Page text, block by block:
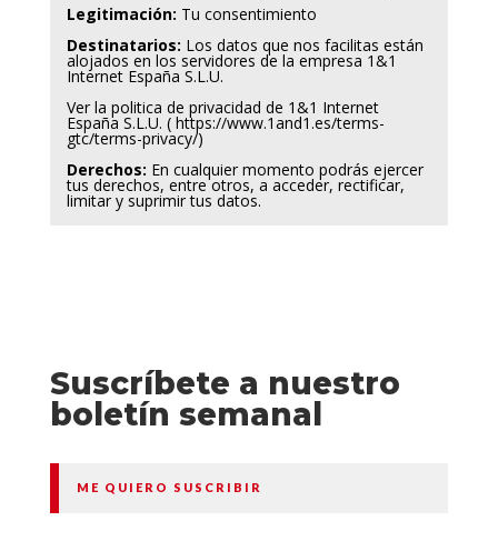
Legitimación: Tu consentimiento
Destinatarios: Los datos que nos facilitas están
alojados en los servidores de la empresa 1&1
Internet España S.L.U.
Ver la politica de privacidad de 1&1 Internet
España S.L.U. ( https://www.1and1.es/terms-
gtc/terms-privacy/)
Derechos: En cualquier momento podrás ejercer
tus derechos, entre otros, a acceder, rectificar,
limitar y suprimir tus datos.
Suscríbete a nuestro
boletín semanal
ME QUIERO SUSCRIBIR